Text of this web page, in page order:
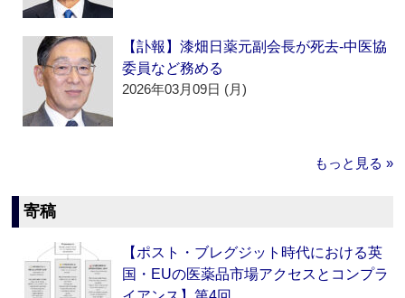
【訃報】漆畑日薬元副会長が死去‐中医協
委員など務める
2026年03月09日 (月)
もっと見る »
寄稿
【ポスト・ブレグジット時代における英
国・EUの医薬品市場アクセスとコンプラ